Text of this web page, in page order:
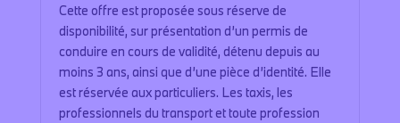
Cette offre est proposée sous réserve de
disponibilité, sur présentation d’un permis de
conduire en cours de validité, détenu depuis au
moins 3 ans, ainsi que d’une pièce d’identité. Elle
est réservée aux particuliers. Les taxis, les
professionnels du transport et toute profession